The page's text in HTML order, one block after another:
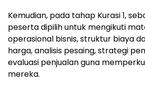
Kemudian, pada tahap Kurasi 1,
peserta dipilih untuk mengikuti
operasional bisnis, struktur biaya
harga, analisis pesaing, strategi
evaluasi penjualan guna
mereka.